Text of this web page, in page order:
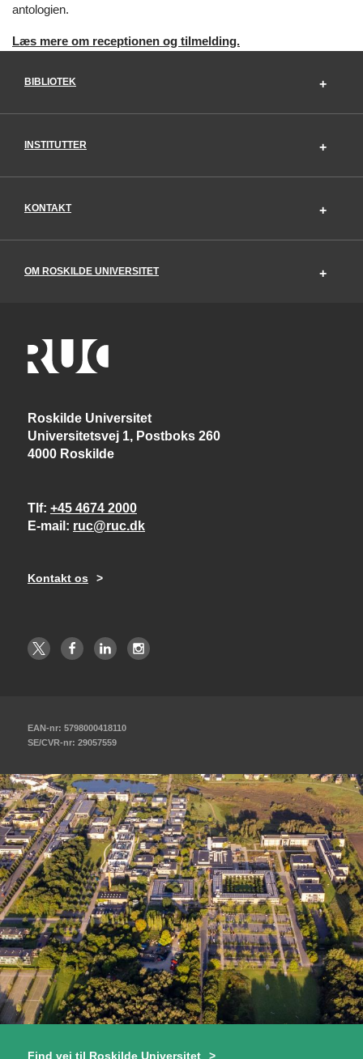
antologien.
Læs mere om receptionen og tilmelding.
BIBLIOTEK
INSTITUTTER
KONTAKT
OM ROSKILDE UNIVERSITET
Roskilde Universitet
Universitetsvej 1, Postboks 260
4000 Roskilde
Tlf +45 4674 2000
E-mail
ruc@ruc.dk
Kontakt os
EAN-nr: 5798000418110
SE/CVR-nr: 29057559
Find vej til Roskilde Universitet